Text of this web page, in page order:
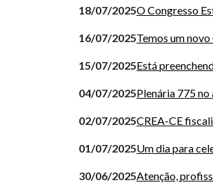
18/07/2025O Congresso
16/07/2025Temos um
15/07/2025Está
04/07/2025Plenária 775 no
02/07/2025CREA-CE
01/07/2025Um dia para
30/06/2025Atenção,